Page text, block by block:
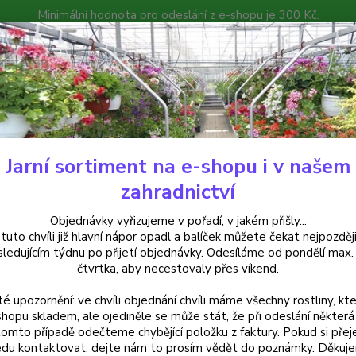
Minimální hodnota pro odeslání z e-shopu je 300 Kč.
můžete čekat nejpozději v následujícím týdnu po přijetí
Poradna Kontakty
Hledat
Trvalky Vlčí bob (Lupinus Polyphyllus) - cena za kus v 3-kusovém balení
bob (Lupinus Polyphyllus) -
lčí
Kvete
Jarní sortiment na e-shopu i v našem
zahradnictví
Objednávky vyřizujeme v pořadí, v jakém přišly...
chvíli již hlavní nápor opadl a balíček můžete čekat
týdnu po přijetí objednávky. Odesíláme od pondělí
čtvrtka, aby necestovaly přes víkend.
upozornění: ve chvíli objednání chvíli máme všechny rostliny,
skladem, ale ojediněle se může stát, že při odeslání některá
případě odečteme chybějící položku z faktury. Pokud si
kontaktovat, dejte nám to prosím vědět do poznámky.